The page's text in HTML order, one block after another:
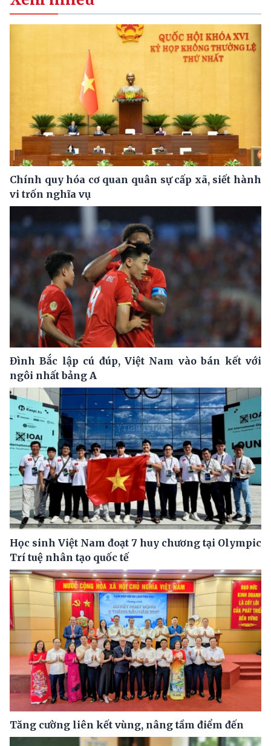
Chính quy hóa cơ quan quân sự cấp xã, siết hành
vi trốn nghĩa vụ
Đình Bắc lập cú đúp, Việt Nam vào bán kết với
ngôi nhất bảng A
Học sinh Việt Nam đoạt 7 huy chương tại Olympic
Trí tuệ nhân tạo quốc tế
Tăng cường liên kết vùng, nâng tầm điểm đến